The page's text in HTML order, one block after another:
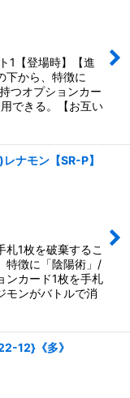
1【登場時】【進
下から、特徴に
つオプションカー
できる。【お互い
ナモン【SR-P】
札1枚を破棄するこ
特徴に「陰陽術」/
ンカード1枚を手札
ンがバトルで消
12}《多》